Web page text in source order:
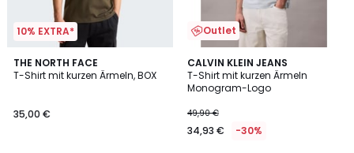
10% EXTRA*
THE NORTH FACE
T-Shirt mit kurzen Ärmeln, BOX
35,00 €
Outlet
CALVIN KLEIN JEANS
T-Shirt mit kurzen Ärmeln
Monogram-Logo
49,90 €
34,93 € -30%